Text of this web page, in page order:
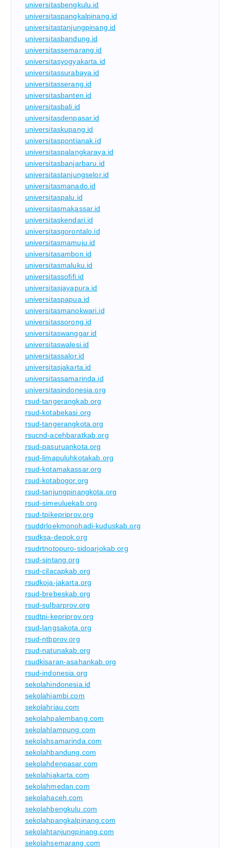
universitasbengkulu.id
universitaspangkalpinang.id
universitastanjungpinang.id
universitasbandung.id
universitassemarang.id
universitasyogyakarta.id
universitassurabaya.id
universitasserang.id
universitasbanten.id
universitasbali.id
universitasdenpasar.id
universitaskupang.id
universitaspontianak.id
universitaspalangkaraya.id
universitasbanjarbaru.id
universitastanjungselor.id
universitasmanado.id
universitaspalu.id
universitasmakassar.id
universitaskendari.id
universitasgorontalo.id
universitasmamuju.id
universitasambon.id
universitasmaluku.id
universitassofifi.id
universitasjayapura.id
universitaspapua.id
universitasmanokwari.id
universitassorong.id
universitaswanggar.id
universitaswalesi.id
universitassalor.id
universitasjakarta.id
universitassamarinda.id
universitasindonesia.org
rsud-tangerangkab.org
rsud-kotabekasi.org
rsud-tangerangkota.org
rsucnd-acehbaratkab.org
rsud-pasuruankota.org
rsud-limapuluhkotakab.org
rsud-kotamakassar.org
rsud-kotabogor.org
rsud-tanjungpinangkota.org
rsud-simeuluekab.org
rsud-tpikepriprov.org
rsuddrloekmonohadi-kuduskab.org
rsudksa-depok.org
rsudrtnotopuro-sidoarjokab.org
rsud-sintang.org
rsud-cilacapkab.org
rsudkoja-jakarta.org
rsud-brebeskab.org
rsud-sulbarprov.org
rsudtpi-kepriprov.org
rsud-langsakota.org
rsud-ntbprov.org
rsud-natunakab.org
rsudkisaran-asahankab.org
rsud-indonesia.org
sekolahindonesia.id
sekolahjambi.com
sekolahriau.com
sekolahpalembang.com
sekolahlampung.com
sekolahsamarinda.com
sekolahbandung.com
sekolahdenpasar.com
sekolahjakarta.com
sekolahmedan.com
sekolahaceh.com
sekolahbengkulu.com
sekolahpangkalpinang.com
sekolahtanjungpinang.com
sekolahsemarang.com